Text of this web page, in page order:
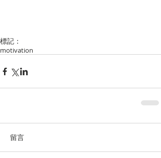
標記：
motivation
留言